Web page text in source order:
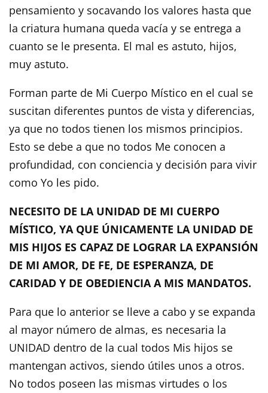
pensamiento y socavando los valores hasta que
la criatura humana queda vacía y se entrega a
cuanto se le presenta. El mal es astuto, hijos,
muy astuto.
Forman parte de Mi Cuerpo Místico en el cual se
suscitan diferentes puntos de vista y diferencias,
ya que no todos tienen los mismos principios.
Esto se debe a que no todos Me conocen a
profundidad, con conciencia y decisión para vivir
como Yo les pido.
NECESITO DE LA UNIDAD DE MI CUERPO
MÍSTICO, YA QUE ÚNICAMENTE LA UNIDAD DE
MIS HIJOS ES CAPAZ DE LOGRAR LA EXPANSIÓN
DE MI AMOR, DE FE, DE ESPERANZA, DE
CARIDAD Y DE OBEDIENCIA A MIS MANDATOS.
Para que lo anterior se lleve a cabo y se expanda
al mayor número de almas, es necesaria la
UNIDAD dentro de la cual todos Mis hijos se
mantengan activos, siendo útiles unos a otros.
No todos poseen las mismas virtudes o los